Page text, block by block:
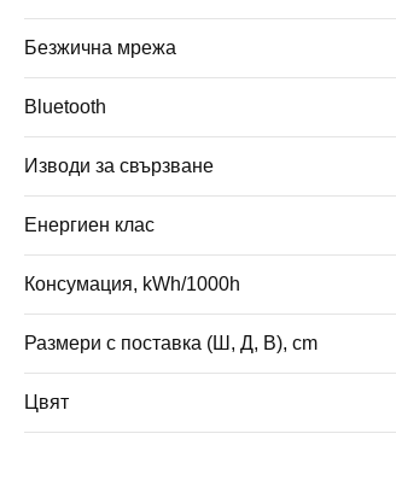
Безжична мрежа
Bluetooth
Изводи за свързване
Енергиен клас
Консумация, kWh/1000h
Размери с поставка (Ш, Д, В), cm
Цвят